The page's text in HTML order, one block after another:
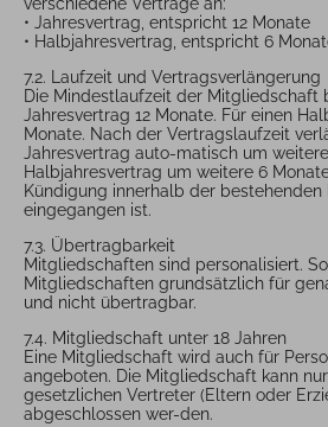
• Jahresvertrag, entspricht 12 Monate
• Halbjahresvertrag, entspricht 6
7.2. Laufzeit und Vertragsverlängerung
Die Mindestlaufzeit der Mitgliedschaft
Jahresvertrag 12 Monate. Für einen
Monate. Nach der Vertragslaufzeit
Jahresvertrag auto-matisch um
Halbjahresvertrag um weitere 6
Kündigung innerhalb der
eingegangen ist.
7.3. Übertragbarkeit
Mitgliedschaften sind personalisiert.
Mitgliedschaften grundsätzlich für
und nicht übertragbar.
7.4. Mitgliedschaft unter 18 Jahren
Eine Mitgliedschaft wird auch für
angeboten. Die Mitgliedschaft kann
gesetzlichen Vertreter (Eltern oder
abgeschlossen wer-den.